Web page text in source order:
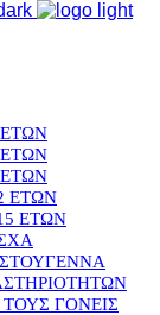
ΕΤΩΝ
ΕΤΩΝ
ΕΤΩΝ
ΕΤΩΝ
ΕΤΩΝ
ΤΟΥΣ ΓΟΝΕΙΣ